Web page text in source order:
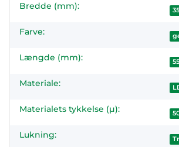
#productDetails.itemValue#
Bredde (mm): 35
Farve:
Længde (mm): 55
Materiale:
Materialets tykkelse (µ):
Lukning: